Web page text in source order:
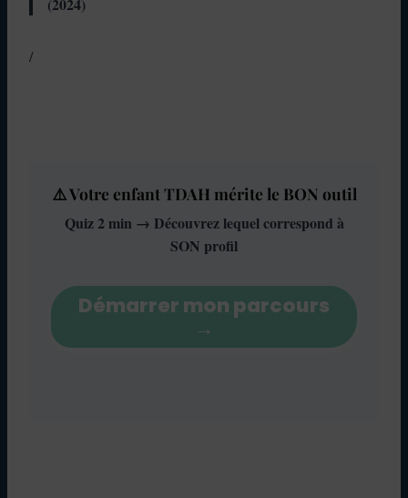
/
⚠️ Votre enfant TDAH mérite le BON outil
Quiz 2 min → Découvrez lequel correspond à
SON profil
Démarrer mon parcours
→